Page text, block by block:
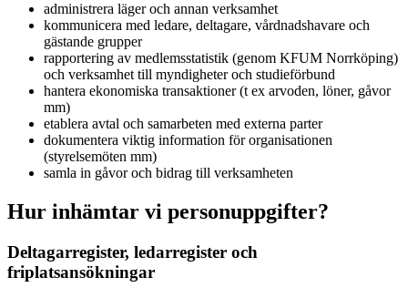
administrera läger och annan verksamhet
kommunicera med ledare, deltagare, vårdnadshavare och
gästande grupper
rapportering av medlemsstatistik (genom KFUM Norrköping)
och verksamhet till myndigheter och studieförbund
hantera ekonomiska transaktioner (t ex arvoden, löner, gåvor
mm)
etablera avtal och samarbeten med externa parter
dokumentera viktig information för organisationen
(styrelsemöten mm)
samla in gåvor och bidrag till verksamheten
Hur inhämtar vi personuppgifter?
Deltagarregister, ledarregister och
friplatsansökningar